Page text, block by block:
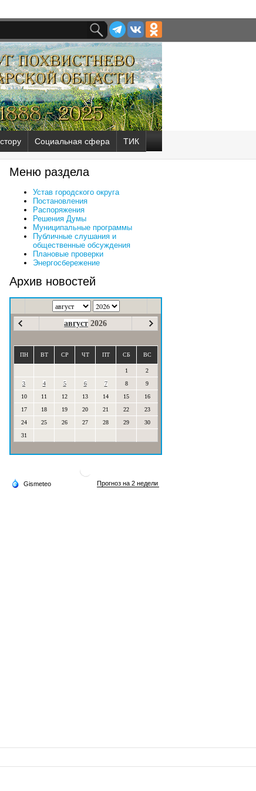
Социальная сфера ТИК
Меню раздела
Устав городского округа
Постановления
Распоряжения
Решения Думы
Муниципальные программы
Публичные слушания и
общественные обсуждения
Плановые проверки
Энергосбережение
Архив новостей
август 2026
ПН ВТ СР ЧТ ПТ СБ ВС
1
2
3
4 5 6 7 8
9
10
11 12 13 14 15
16
17
18 19 20 21 22
23
24
25 26 27 28 29
30
31